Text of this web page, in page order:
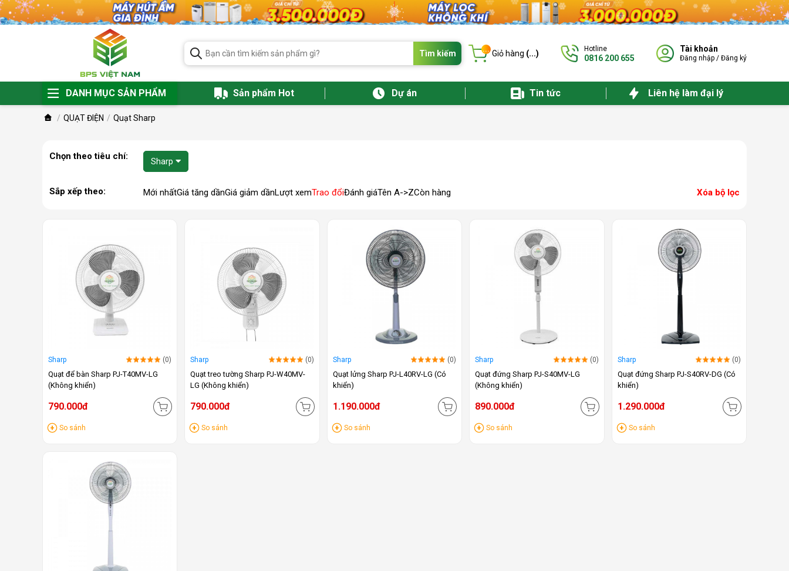
Tìm kiếm ... Giỏ hàng (...) Hotline
0816 200 655
Tài khoản
Đăng nhập / Đăng ký
DANH MỤC SẢN PHẨM Sản phẩm Hot Dự án Tin tức Liên hệ làm đại lý
QUẠT ĐIỆN Quạt Sharp
Chọn theo tiêu chí: Sharp
Sắp xếp theo: Mới nhấtGiá tăng dầnGiá giảm dầnLượt xemTrao đổiĐánh giáTên A->ZCòn hàng Xóa bộ lọc
Sharp (0)
Quạt để bàn Sharp PJ-T40MV-LG
(Không khiển)
790.000đ
So sánh
Sharp (0)
Quạt treo tường Sharp PJ-W40MV-
LG (Không khiển)
790.000đ
So sánh
Sharp (0)
Quạt lửng Sharp PJ-L40RV-LG (Có
khiển)
1.190.000đ
So sánh
Sharp (0)
Quạt đứng Sharp PJ-S40MV-LG
(Không khiển)
890.000đ
So sánh
Sharp (0)
Quạt đứng Sharp PJ-S40RV-DG (Có
khiển)
1.290.000đ
So sánh